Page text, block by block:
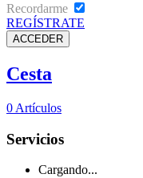
Recordarme
REGÍSTRATE
Cesta
0 Artículos
Servicios
Cargando...